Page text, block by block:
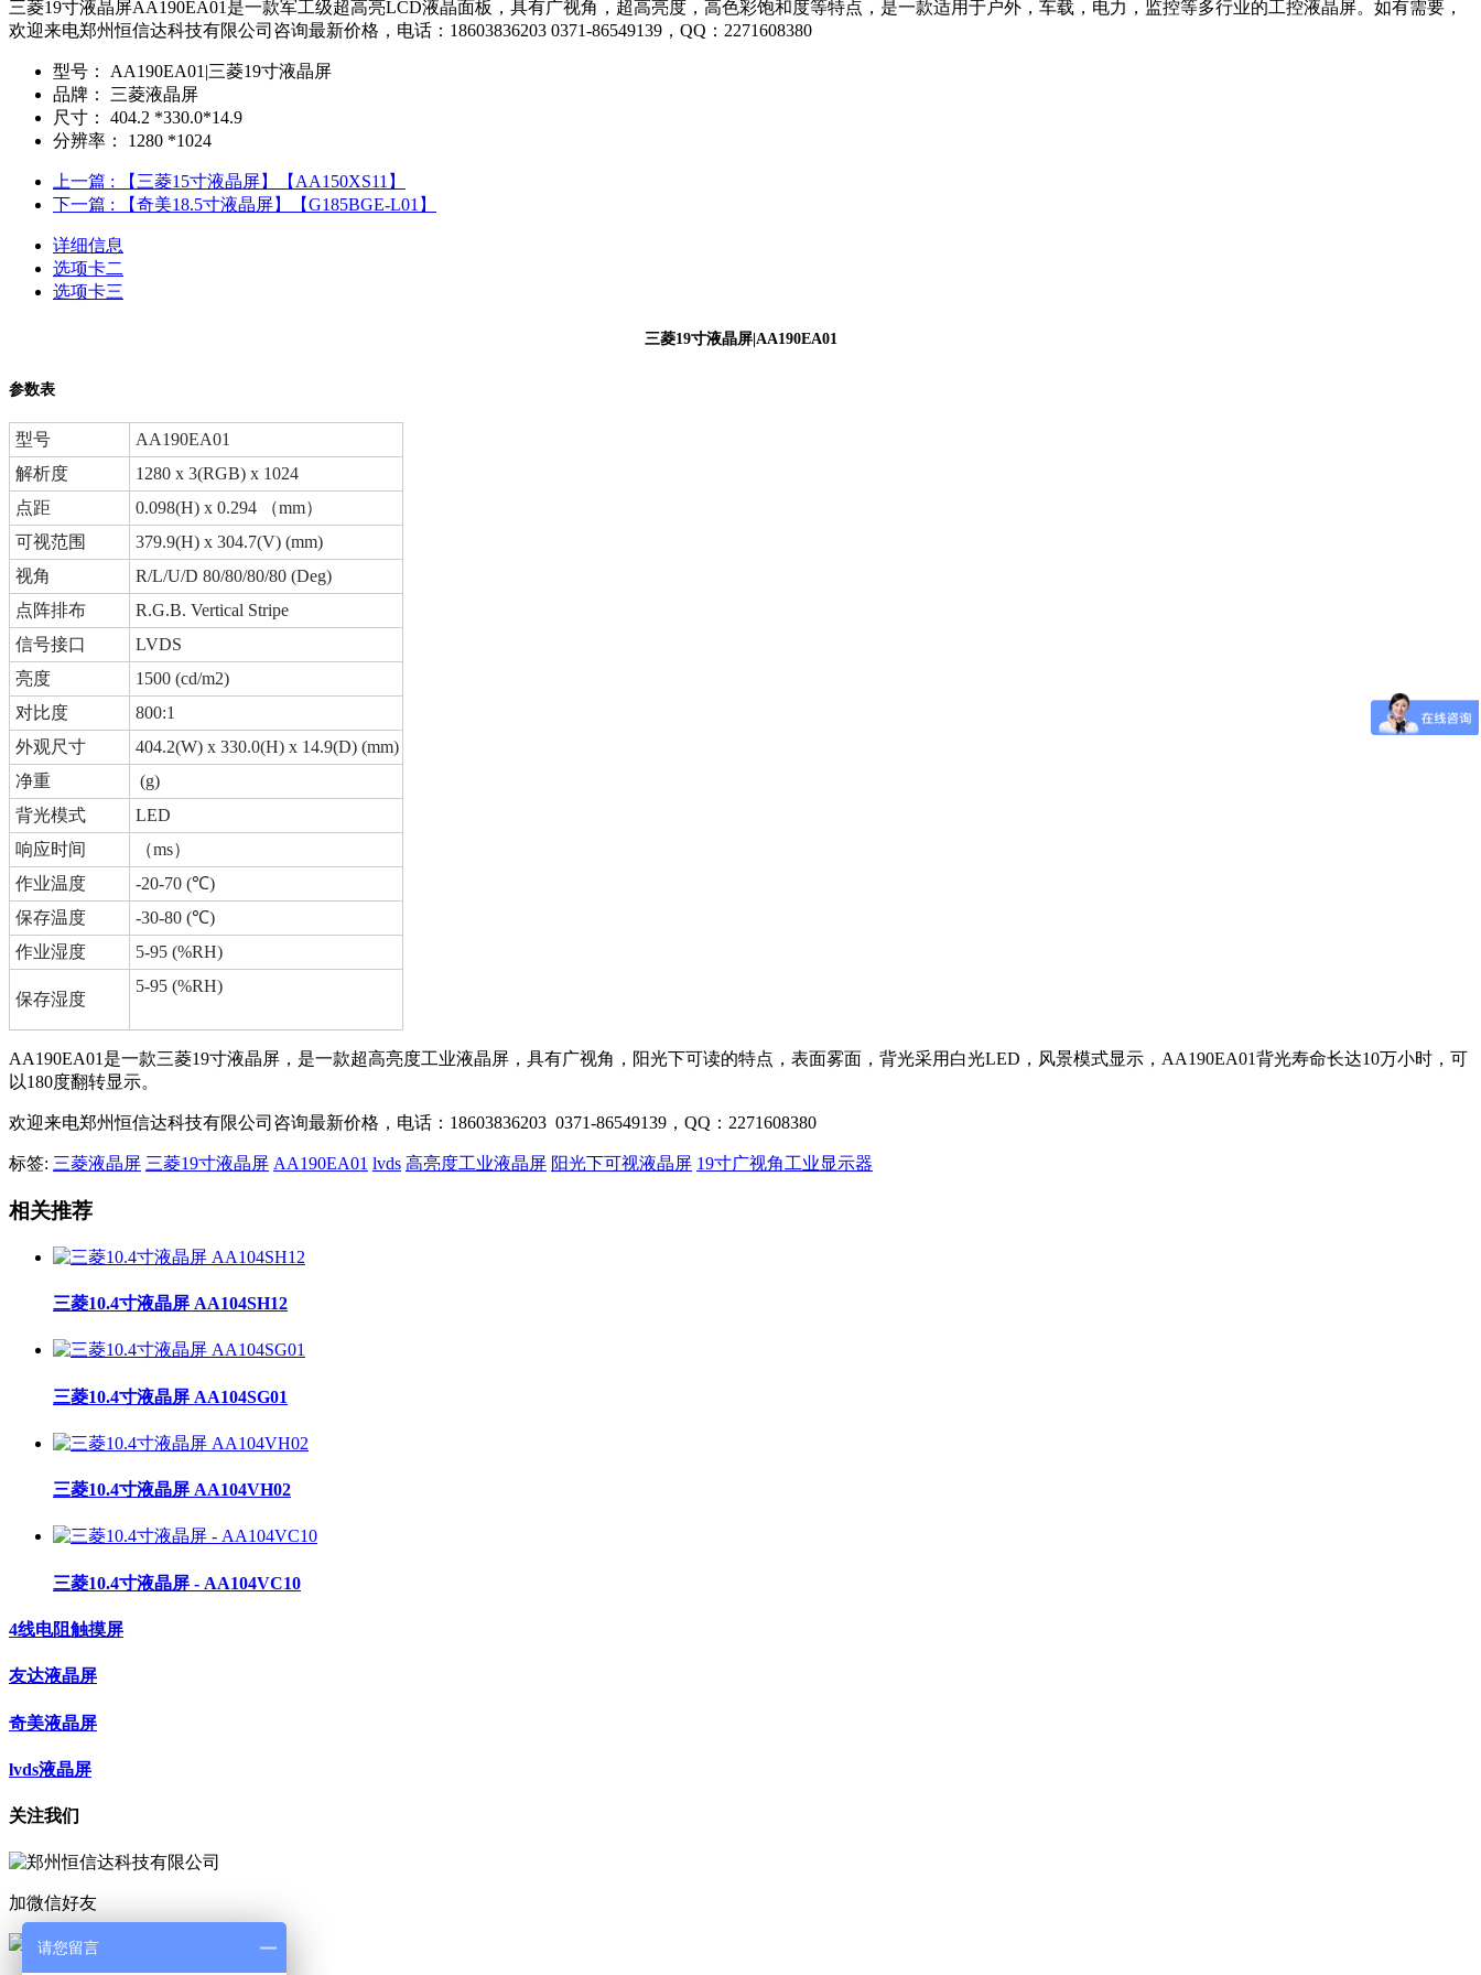
三菱19寸液晶屏AA190EA01是一款军工级超高亮LCD液晶面板，具有广视角，超高亮度，高色彩饱和度等特点，是一款适用于户外，车载，电力，监控等多行业的工控液晶屏。如有需要，
欢迎来电郑州恒信达科技有限公司咨询最新价格，电话：18603836203 0371-86549139，QQ：2271608380
型号：
AA190EA01|三菱19寸液晶屏
品牌：
三菱液晶屏
尺寸：
404.2 *330.0*14.9
分辨率：
1280 *1024
上一篇 : 【三菱15寸液晶屏】【AA150XS11】
下一篇 : 【奇美18.5寸液晶屏】【G185BGE-L01】
详细信息
选项卡二
选项卡三
三菱19寸液晶屏|AA190EA01
参数表
型号
AA190EA01
解析度
1280 x 3(RGB) x 1024
点距
0.098(H) x 0.294 （mm）
可视范围
379.9(H) x 304.7(V) (mm)
视角
R/L/U/D 80/80/80/80 (Deg)
点阵排布
R.G.B. Vertical Stripe
信号接口
LVDS
亮度
1500 (cd/m2)
对比度
800:1
外观尺寸
404.2(W) x 330.0(H) x 14.9(D) (mm)
净重
(g)
背光模式
LED
响应时间
（ms）
作业温度
-20-70 (℃)
保存温度
-30-80 (℃)
作业湿度
5-95 (%RH)
保存湿度
5-95 (%RH)
AA190EA01是一款三菱19寸液晶屏，是一款超高亮度工业液晶屏，具有广视角，阳光下可读的特点，表面雾面，背光采用白光LED，风景模式显示，AA190EA01背光寿命长达10万小时，可
以180度翻转显示。
欢迎来电郑州恒信达科技有限公司咨询最新价格，电话：18603836203 0371-86549139，QQ：2271608380
标签: 三菱液晶屏 三菱19寸液晶屏 AA190EA01 lvds 高亮度工业液晶屏 阳光下可视液晶屏 19寸广视角工业显示器
相关推荐
三菱10.4寸液晶屏 AA104SH12
三菱10.4寸液晶屏 AA104SG01
三菱10.4寸液晶屏 AA104VH02
三菱10.4寸液晶屏 - AA104VC10
4线电阻触摸屏
友达液晶屏
奇美液晶屏
lvds液晶屏
关注我们
加微信好友
请您留言